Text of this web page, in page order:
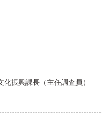
振興課長（主任調査員）